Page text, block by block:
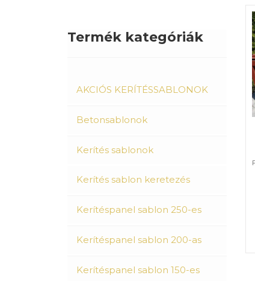
Termék kategóriák
AKCIÓS KERÍTÉSSABLONOK
Betonsablonok
Kerítés sablonok
Kerítés sablon keretezés
Kerítéspanel sablon 250-es
Kerítéspanel sablon 200-as
Kerítéspanel sablon 150-es